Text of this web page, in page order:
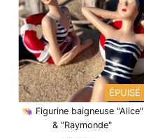
ÉPUISÉ
👒 Figurine baigneuse "Alice"
& "Raymonde"